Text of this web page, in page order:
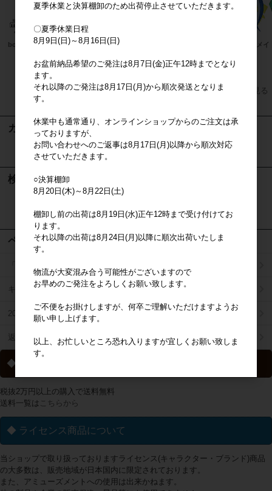
boyhood マーメ
すべてのおすすめ商品を見る
カート
検索
検索
ページメニュー
キャラジャン
2025年秋冬商品リスト
返品特約について
◆ 送料について
税抜2万円以上の購入で送料無料
送料一覧は こちらから
◆ ライセンス商品について
当ショップで取り扱っておりますライセンス(キャラクター・ブランド)商品
の大多数は、販売地域が日本国内に限定されております。
また、アミューズメントへの使用は出来かねます。
夏季休業と決算棚卸のため出荷停止させていただきます。
〇夏季休業日程
8月9日(日)～8月16日(日)
お盆前納品希望のご発注は8月7日(金)正午12時までとなり
ます。
それ以降のご発注は8月17日(月)から順次発送となりま
す。
休業中も通常通り、オンラインショップからのご注文は承
っておりますが、
お問い合わせへのご返事は8月17日(月)以降から順次対応
させていただきます。
○決算棚卸
8月20日(木)～8月22日(土)
棚卸し前の出荷は8月19日(水)正午12時まで受け付けてお
ります。
それ以降の出荷は8月24日(月)以降に順次出荷いたしま
す。
物流が大変混み合う可能性がございますので
お早めのご発注をよろしくお願い致します。
ご不便をお掛けしますが、何卒ご理解いただけますようお
願い申し上げます。
以上、お忙しいところ恐れ入りますが宜しくお願い致しま
す。